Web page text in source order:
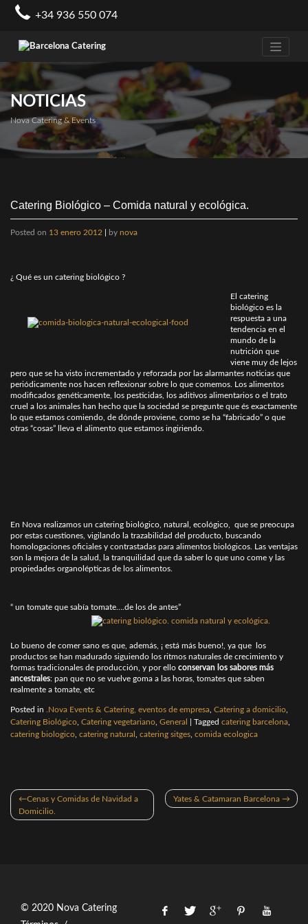
+34 936 550 074
NOTICIAS
Nova Catering & Events
Catering Biológico – Comida natural y ecológica.
Posted on 13 enero 2012 by nova
¿ Qué es un catering biológico ?
El catering
biológico es la
respuesta a una
tendencia en el
mundo de la
nutrición que
viene muy de lejos
pero que se ha visto incrementado y reforzada por las alarmantes noticias que
periódicamente nos hacen reflexionar sobre lo que comemos. Los alimentos
modificados genéticamente, los pesticidas, los aditivos alimentarios o el trato
cruel a los animales han hecho que la sociedad se pregunte que és exactamente
lo que estamos comiendo, de dónde proviene, como se ha “fabricado” o que
otras “cosas” lleva el alimento que estamos ingiriendo.
En Nova realizamos un catering biológico, natural, ecológico, que se preocupa
por estas cuestiones, vigilando la trazabilidad del producto, buscando
homologaciones oficiales y contrastadas para alimentos biológicos. Las ventajas
son la mejora de la salud, la tranquilidad que da saber lo que uno come y las
propiedades organolépticas de los alimentos.
“ un tomate que sabía tomate….de los de antes”
Lo bueno de comer sano es que, además, ¡ está más bueno!, ya que los
productos se han madurado siguiendo los ritmos naturales de crecimiento y
formas tradicionales de producción, y por ello conservan los sabores más
ancestrales: pan que no se vuelve goma a las horas, tomates que saben
realmente a tomate, etc
Posted in .Nova Events & Catering, eventos de empresa, Catering a domicilio,
Catering Biológico, Catering vegetariano, General Tagged catering barcelona,
catering biologico, catering natural , catering sitges, comida ecologica
Navegación
de
entradas
Cenas y Comidas de Navidad a
Domicilio.
Yates & Catamaran Barcelona
© 2020 Nova Catering